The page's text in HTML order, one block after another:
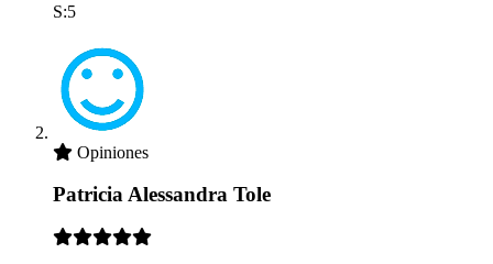
S:5
Opiniones
Patricia Alessandra Tole